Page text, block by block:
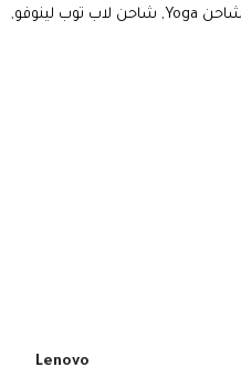
شاحن Yoga , شاحن لاب توب لينوفو,
Lenovo